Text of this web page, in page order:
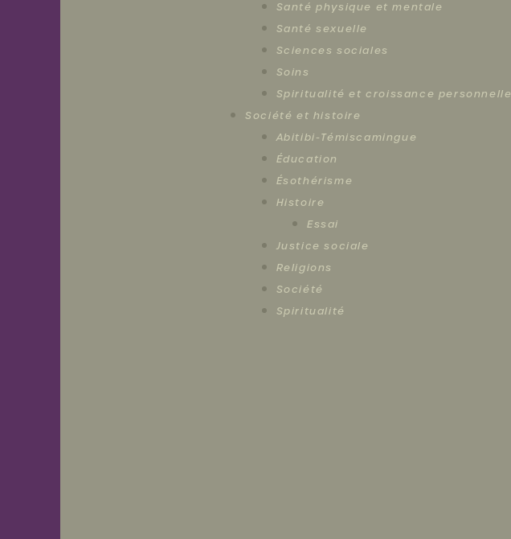
Santé physique et mentale
Santé sexuelle
Sciences sociales
Soins
Spiritualité et croissance personnelle
Société et histoire
Abitibi-Témiscamingue
Éducation
Ésothérisme
Histoire
Essai
Justice sociale
Religions
Société
Spiritualité